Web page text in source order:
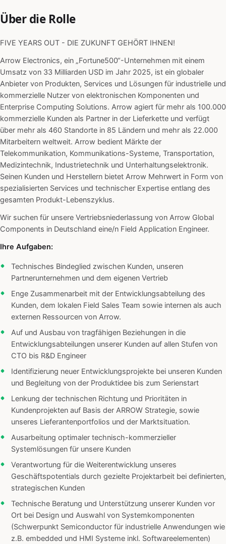
Über die Rolle
FIVE YEARS OUT - DIE ZUKUNFT GEHÖRT IHNEN!
Arrow Electronics, ein „Fortune500“-Unternehmen mit einem
Umsatz von 33 Milliarden USD im Jahr 2025, ist ein globaler
Anbieter von Produkten, Services und Lösungen für industrielle und
kommerzielle Nutzer von elektronischen Komponenten und
Enterprise Computing Solutions. Arrow agiert für mehr als 100.000
kommerzielle Kunden als Partner in der Lieferkette und verfügt
über mehr als 460 Standorte in 85 Ländern und mehr als 22.000
Mitarbeitern weltweit. Arrow bedient Märkte der
Telekommunikation, Kommunikations-Systeme, Transportation,
Medizintechnik, Industrietechnik und Unterhaltungselektronik.
Seinen Kunden und Herstellern bietet Arrow Mehrwert in Form von
spezialisierten Services und technischer Expertise entlang des
gesamten Produkt-Lebenszyklus.
Wir suchen für unsere Vertriebsniederlassung von Arrow Global
Components in Deutschland eine/n Field Application Engineer.
Ihre Aufgaben:
Technisches Bindeglied zwischen Kunden, unseren
Partnerunternehmen und dem eigenen Vertrieb
Enge Zusammenarbeit mit der Entwicklungsabteilung des
Kunden, dem lokalen Field Sales Team sowie internen als auch
externen Ressourcen von Arrow.
Auf und Ausbau von tragfähigen Beziehungen in die
Entwicklungsabteilungen unserer Kunden auf allen Stufen von
CTO bis R&D Engineer
Identifizierung neuer Entwicklungsprojekte bei unseren Kunden
und Begleitung von der Produktidee bis zum Serienstart
Lenkung der technischen Richtung und Prioritäten in
Kundenprojekten auf Basis der ARROW Strategie, sowie
unseres Lieferantenportfolios und der Marktsituation.
Ausarbeitung optimaler technisch-kommerzieller
Systemlösungen für unsere Kunden
Verantwortung für die Weiterentwicklung unseres
Geschäftspotentials durch gezielte Projektarbeit bei definierten,
strategischen Kunden
Technische Beratung und Unterstützung unserer Kunden vor
Ort bei Design und Auswahl von Systemkomponenten
(Schwerpunkt Semiconductor für industrielle Anwendungen wie
z.B. embedded und HMI Systeme inkl. Softwareelementen)